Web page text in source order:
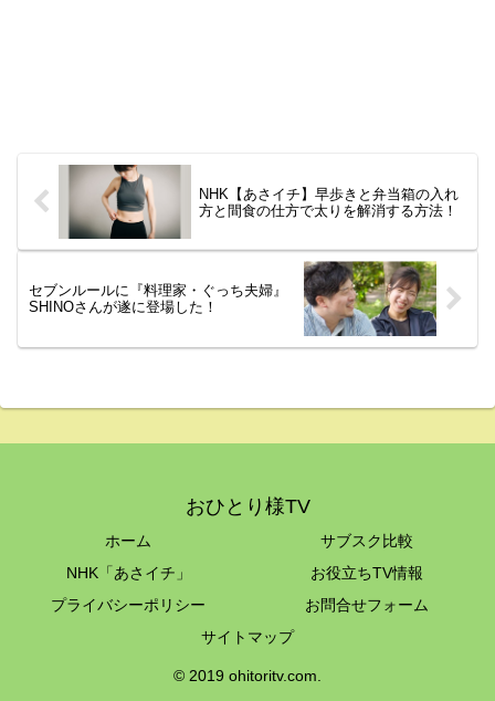
NHK【あさイチ】早歩きと弁当箱の入れ
方と間食の仕方で太りを解消する方法！
セブンルールに『料理家・ぐっち夫婦』
SHINOさんが遂に登場した！
おひとり様TV
ホーム
サブスク比較
NHK「あさイチ」
お役立ちTV情報
プライバシーポリシー
お問合せフォーム
サイトマップ
© 2019 ohitoritv.com.